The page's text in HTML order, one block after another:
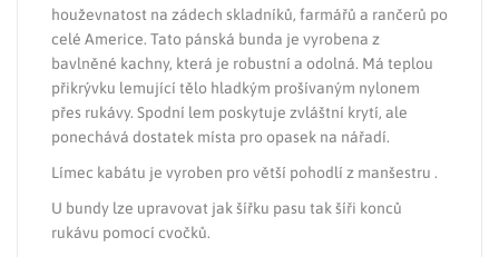
houževnatost na zádech skladníků, farmářů a rančerů po
celé Americe. Tato pánská bunda je vyrobena z
bavlněné kachny, která je robustní a odolná. Má teplou
přikrývku lemující tělo hladkým prošívaným nylonem
přes rukávy. Spodní lem poskytuje zvláštní krytí, ale
ponechává dostatek místa pro opasek na nářadí.
Límec kabátu je vyroben pro větší pohodlí z manšestru .
U bundy lze upravovat jak šířku pasu tak šíři konců
rukávu pomocí cvočků.